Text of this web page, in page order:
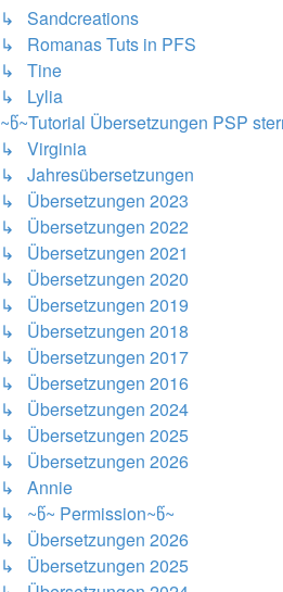
↳ Sandcreations
↳ Romanas Tuts in PFS
↳ Tine
↳ Lylia
~წ~Tutorial Übersetzungen PSP
↳ Virginia
↳ Jahresübersetzungen
↳ Übersetzungen 2023
↳ Übersetzungen 2022
↳ Übersetzungen 2021
↳ Übersetzungen 2020
↳ Übersetzungen 2019
↳ Übersetzungen 2018
↳ Übersetzungen 2017
↳ Übersetzungen 2016
↳ Übersetzungen 2024
↳ Übersetzungen 2025
↳ Übersetzungen 2026
↳ Annie
↳ ~წ~ Permission~წ~
↳ Übersetzungen 2026
↳ Übersetzungen 2025